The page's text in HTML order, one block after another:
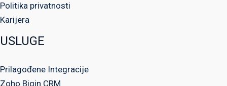
Politika privatnosti
Karijera
USLUGE
Prilagođene Integracije
Zoho Bigin CRM